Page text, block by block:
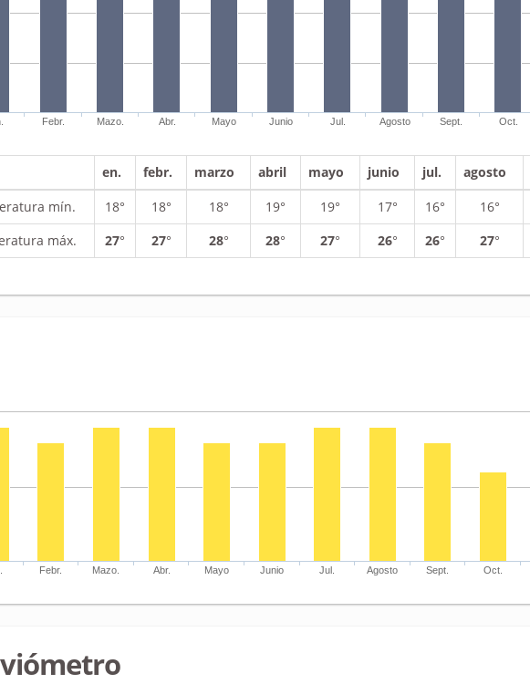
Febr. Mazo. Abr. Mayo Junio Jul. Agosto Sept. Oct.
en. febr. marzo abril mayo junio jul. agosto
mín.
18° 18° 18° 19° 19° 17° 16° 16°
máx.
27° 27° 28° 28° 27° 26° 26° 27°
Febr. Mazo. Abr. Mayo Junio Jul. Agosto Sept. Oct.